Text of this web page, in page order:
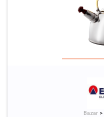
Bazar >